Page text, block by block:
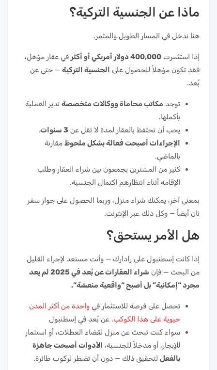
ماذا عن الجنسية التركية؟
هنا ندخل في المسار الطويل والمثمر.
إذا استثمرت 400,000 دولار أمريكي أو أكثر
في عقار مؤهل،
فقد تكون مؤهلاً للحصول على الجنسية التركية — حتى عن
بُعد.
توجد مكاتب محاماة ووكالات متخصصة تدير العملية
بأكملها.
يجب أن تحتفظ بالعقار لمدة لا تقل عن 3 سنوات
.
الإجراءات أصبحت فعالة بشكل ملحوظ مقارنة
بالماضي.
كثير من المشترين يجمعون بين شراء العقار وطلب
الإقامة أثناء انتظارهم اكتمال الجنسية.
بمعنى آخر، يمكنك شراء منزل، وربما الحصول على جواز سفر
ثان أيضاً — وكل ذلك عبر الإنترنت.
هل الأمر يستحق؟
إذا كانت إسطنبول على رادارك — وأنت مستعد لإجراء القليل
من البحث — فإن
شراء العقارات عن بُعد في 2025 لم يعد
مجرد “إمكانية” بل أصبح “واقعية منعشة”.
تحصل على فرصة للاستثمار في واحدة من أكثر المدن
حيوية على هذا الكوكب. عن بُعد في إسطنبول
سواء كنت تبحث عن منزل لقضاء العطلات، أو استثمار
للإيجار، أو مدخلاً للجنسية، الأدوات أصبحت جاهزة
بالفعل لتحقيق ذلك — دون أن تضطر لركوب طائرة.